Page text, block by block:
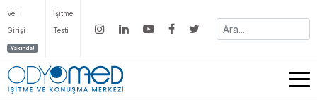
Veli
Girişi
Yakında!
İşitme
Testi